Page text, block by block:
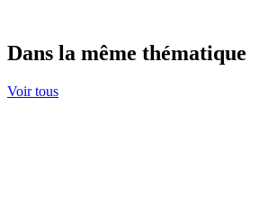
Dans la même thématique
Voir tous